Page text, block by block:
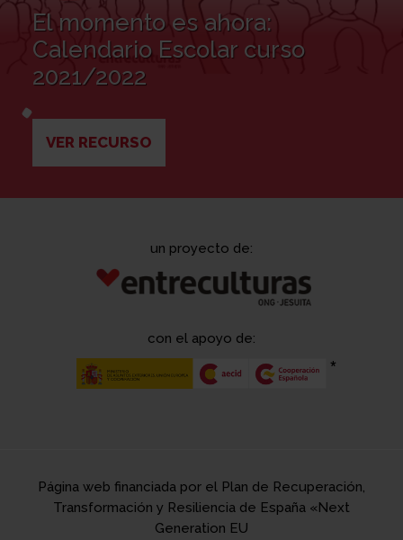
El momento es ahora:
Calendario Escolar curso
2021/2022
VER RECURSO
un proyecto de:
con el apoyo de:
Página web financiada por el Plan de Recuperación,
Transformación y Resiliencia de España «Next
Generation EU